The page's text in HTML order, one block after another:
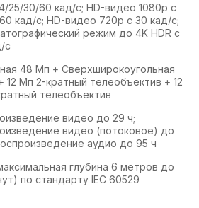
25/30/60 кад/с; HD-видео 1080p с
кад/с; HD-видео 720p с 30 кад/с;
режим до 4K HDR с
с
48 Мп + Сверхширокоугольная
12 Мп 2-кратный телеобъектив + 12
телеобъектив
видео до 29 ч;
видео (потоковое) до
аудио до 95 ч
глубина 6 метров до
по стандарту IEC 60529